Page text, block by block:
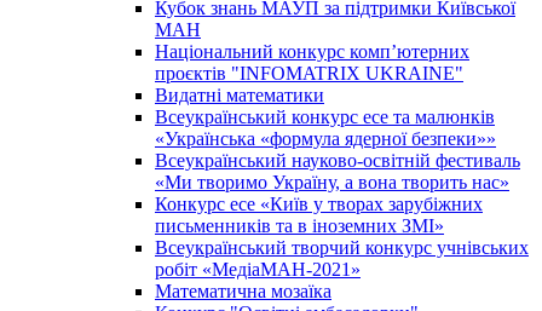
Кубок знань МАУП за підтримки Київської
МАН
Національний конкурс комп’ютерних
проєктів "INFOMATRIX UKRAINE"
Видатні математики
Всеукраїнський конкурс есе та малюнків
«Українська «формула ядерної безпеки»»
Всеукраїнський науково-освітній фестиваль
«Ми творимо Україну, а вона творить нас»
Конкурс есе «Київ у творах зарубіжних
письменників та в іноземних ЗМІ»
Всеукраїнський творчий конкурс учнівських
робіт «МедіаМАН-2021»
Математична мозаїка